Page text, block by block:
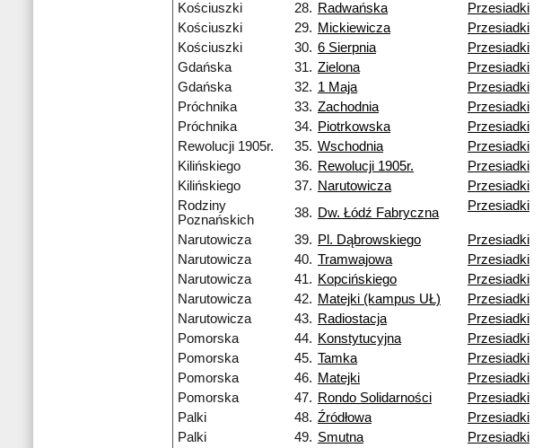
Kościuszki
28. Radwańska
Przesiadki
Kościuszki
29. Mickiewicza
Przesiadki
Kościuszki
30. 6 Sierpnia
Przesiadki
Gdańska
31. Zielona
Przesiadki
Gdańska
32. 1 Maja
Przesiadki
Próchnika
33. Zachodnia
Przesiadki
Próchnika
34. Piotrkowska
Przesiadki
Rewolucji 1905r.
35. Wschodnia
Przesiadki
Kilińskiego
36. Rewolucji 1905r.
Przesiadki
Kilińskiego
37. Narutowicza
Przesiadki
Rodziny
Poznańskich
38. Dw. Łódź Fabryczna Przesiadki
Narutowicza 39. Pl. Dąbrowskiego
Przesiadki
Narutowicza
40. Tramwajowa
Przesiadki
Narutowicza
41. Kopcińskiego
Przesiadki
Narutowicza
42. Matejki (kampus UŁ)
Przesiadki
Narutowicza
43. Radiostacja
Przesiadki
Pomorska
44. Konstytucyjna
Przesiadki
Pomorska
45. Tamka
Przesiadki
Pomorska
46. Matejki
Przesiadki
Pomorska
47. Rondo Solidarności
Przesiadki
Palki
48. Źródłowa
Przesiadki
Palki
49. Smutna Przesiadki